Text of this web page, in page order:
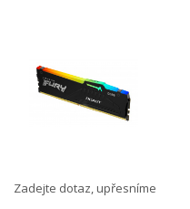
zlepšují stabilitu, a dvěma
32bitovým podkanálům pro
zvýšení účinnosti. Kingston
FURY Beast DDR5 nabízí
Zadejte dotaz, upřesníme